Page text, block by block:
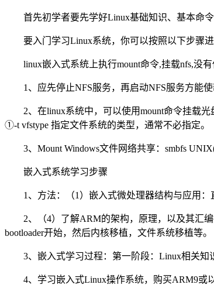
首先初学者要先学好Linux基础知识、基本命
要入门学习Linux系统，你可以按照以下步骤
linux嵌入式系统上执行mount命令,挂载nfs,没
1、应先停止NFS服务，再启动NFS服务方能
2、在linux系统中，可以使用mount命令挂载光
①-t vfstype 指定文件系统的类型，通常不必指定。
3、Mount Windows文件网络共享：smbfs
嵌入式系统学习步骤
1、方法：（1）嵌入式微处理器结构与应用
2、（4）了解ARM的架构，原理，以及其汇
bootloader开始，然后内核移植，文件系统移植等。
3、嵌入式学习过程：第一阶段：Linux相关知
4、学习嵌入式Linux操作系统，购买ARM9或